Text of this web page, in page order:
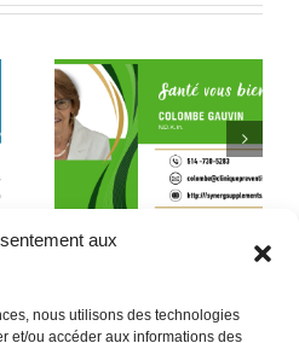
aux
nous utilisons des technologies
et/ou accéder aux informations des
Une peau en santé en
10 étapes